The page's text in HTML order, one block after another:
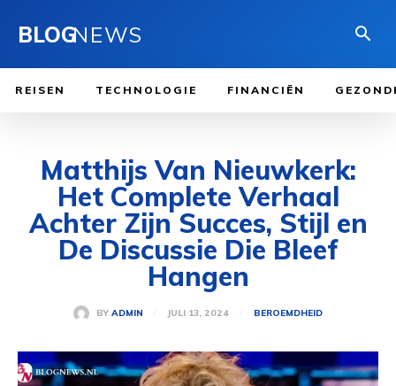
BLOGNEWS
REISEN TECHNOLOGIE FINANCIËN
Matthijs Van Nieuwkerk:
Het Complete Verhaal
Achter Zijn Succes, Stijl en
De Discussie Die Bleef
Hangen
BY ADMIN JULI 13, 2024 BEROEMDHEID